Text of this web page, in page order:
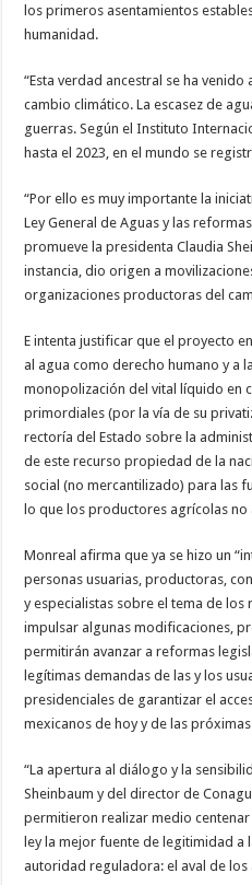
los primeros asentamientos
humanidad.
“Esta verdad ancestral se ha
cambio climático. La escasez de
guerras. Según el Instituto
hasta el 2023, en el mundo se
“Por ello es muy importante la
Ley General de Aguas y las
promueve la presidenta Claudia
instancia, dio origen a
organizaciones productoras del
E intenta justificar que el proyecto
al agua como derecho humano y a
monopolización del vital líquido en
primordiales (por la vía de su
rectoría del Estado sobre la
de este recurso propiedad de la
social (no mercantilizado) para las
lo que los productores agrícolas no
Monreal afirma que ya se hizo un
personas usuarias, productoras,
y especialistas sobre el tema de
impulsar algunas modificaciones,
permitirán avanzar a reformas
legítimas demandas de las y los
presidenciales de garantizar el
mexicanos de hoy y de las
“La apertura al diálogo y la
Sheinbaum y del director de
permitieron realizar medio
ley la mejor fuente de legitimidad a
autoridad reguladora: el aval de